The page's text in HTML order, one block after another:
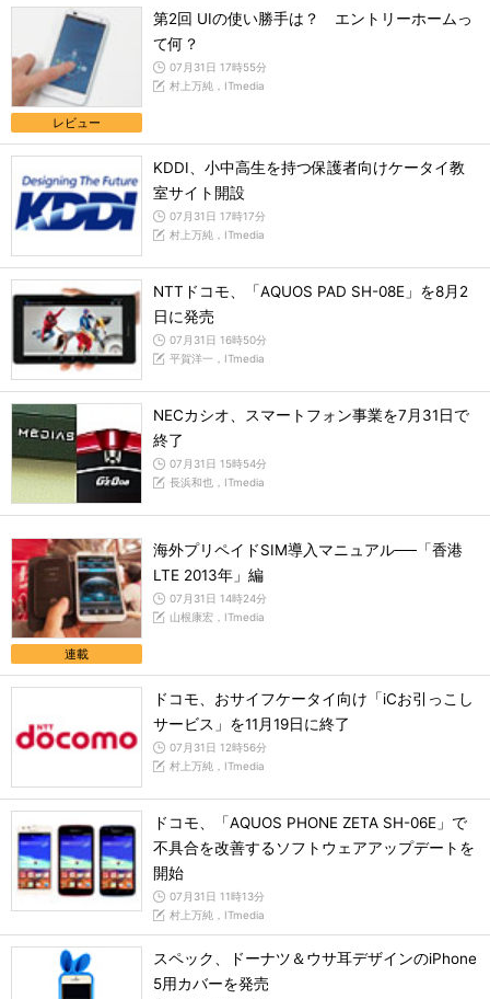
レビュー
第2回 UIの使い勝手は？ エントリーホームっ
て何？
07月31日 17時55分
村上万純，ITmedia
KDDI、小中高生を持つ保護者向けケータイ教
室サイト開設
07月31日 17時17分
村上万純，ITmedia
NTTドコモ、「AQUOS PAD SH-08E」を8月2
日に発売
07月31日 16時50分
平賀洋一，ITmedia
NECカシオ、スマートフォン事業を7月31日で
終了
07月31日 15時54分
長浜和也，ITmedia
連載
海外プリペイドSIM導入マニュアル──「香港
LTE 2013年」編
07月31日 14時24分
山根康宏，ITmedia
ドコモ、おサイフケータイ向け「iCお引っこし
サービス」を11月19日に終了
07月31日 12時56分
村上万純，ITmedia
ドコモ、「AQUOS PHONE ZETA SH-06E」で
不具合を改善するソフトウェアアップデートを
開始
07月31日 11時13分
村上万純，ITmedia
スペック、ドーナツ＆ウサ耳デザインのiPhone
5用カバーを発売